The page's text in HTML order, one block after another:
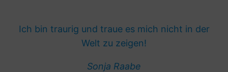
Ich bin traurig und traue es mich nicht in der
Welt zu zeigen!
Sonja Raabe